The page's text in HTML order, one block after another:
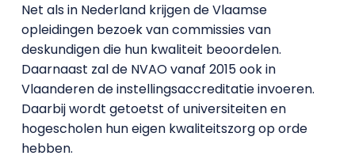
Net als in Nederland krijgen de Vlaamse
opleidingen bezoek van commissies van
deskundigen die hun kwaliteit beoordelen.
Daarnaast zal de NVAO vanaf 2015 ook in
Vlaanderen de instellingsaccreditatie invoeren.
Daarbij wordt getoetst of universiteiten en
hogescholen hun eigen kwaliteitszorg op orde
hebben.